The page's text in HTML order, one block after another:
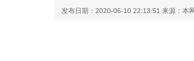
发布日期：2020-06-10 22:13:51 来源：本